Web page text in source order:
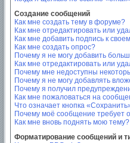
Создание сообщений
Как мне создать тему в форуме?
Как мне отредактировать или
Как мне добавить подпись к
Как мне создать опрос?
Почему я не могу добавить
Как мне отредактировать или
Почему мне недоступны
Почему я не могу добавлять
Почему я получил
Как мне пожаловаться на
Что означает кнопка
Почему моё сообщение требует
Как мне вновь поднять мою тему?
Форматирование сообщений и